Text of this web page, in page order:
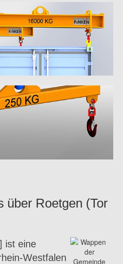
über Roetgen (Tor
ist eine
Westfalen